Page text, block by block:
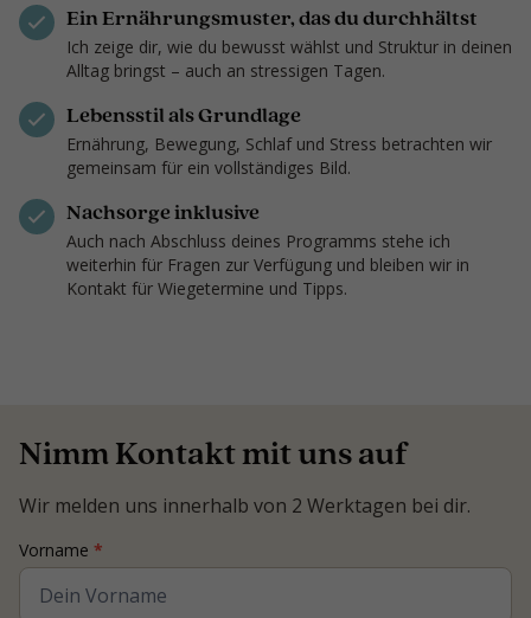
Ein Ernährungsmuster, das du durchhältst
Ich zeige dir, wie du bewusst wählst und Struktur in deinen
Alltag bringst – auch an stressigen Tagen.
Lebensstil als Grundlage
Ernährung, Bewegung, Schlaf und Stress betrachten wir
gemeinsam für ein vollständiges Bild.
Nachsorge inklusive
Auch nach Abschluss deines Programms stehe ich
weiterhin für Fragen zur Verfügung und bleiben wir in
Kontakt für Wiegetermine und Tipps.
Nimm Kontakt mit uns auf
Wir melden uns innerhalb von 2 Werktagen bei dir.
Contact
Coach
Vorname *